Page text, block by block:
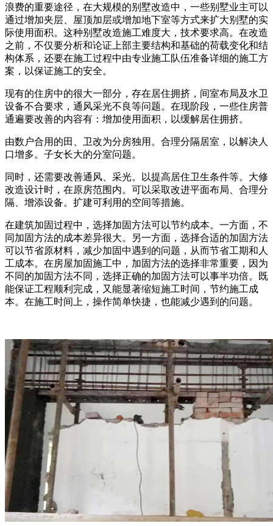
浪费的重要途径，在大规模的别墅改造中，一些别墅业主可以
通过增加夹层、屋顶加层或增加地下室等方式来扩大别墅的实
际使用面积。这种别墅改造施工难度大，技术要求高。在改造
之前，不仅要分析和论证上部主要结构和基础的荷载变化和结
构体系，还要在施工过程中由专业施工队伍准备详细的施工方
案，以保证施工的安全。
现有的住房中的很大一部分，存在居住拥挤，间室布局及水卫
设备不合要求，通风采光不良等问题。在现阶段，一些住房普
通遍要改善的内容有：增加使用面积，以缓解居住拥挤。
由数户合用的田、卫改为分房独用。合理分隔居室，以解决人
口增多。子女长大的分室问题。
同时，还需要改善通风、采光。以提高居住卫生条件等。大修
改造设计时，在原房范围内。可以采取改进平面布局、合理分
隔、增添设备。扩建可利用的空间等措施。
在建筑加固过程中，选择加固方法可以节约成本。一方面，不
同加固方法的成本差异很大。另一方面，选择合适的加固方法
可以节省原材料，减少加固中遇到的问题，从而节省工期和人
工成本。在房屋加固施工中，加固方法的选择非常重要，因为
不同的加固方法不同，选择正确的加固方法可以事半功倍。既
能保证工程顺利完成，又能显著缩短施工时间，节约施工成
本。在施工时间上，操作简单快捷，也能减少遇到的问题。